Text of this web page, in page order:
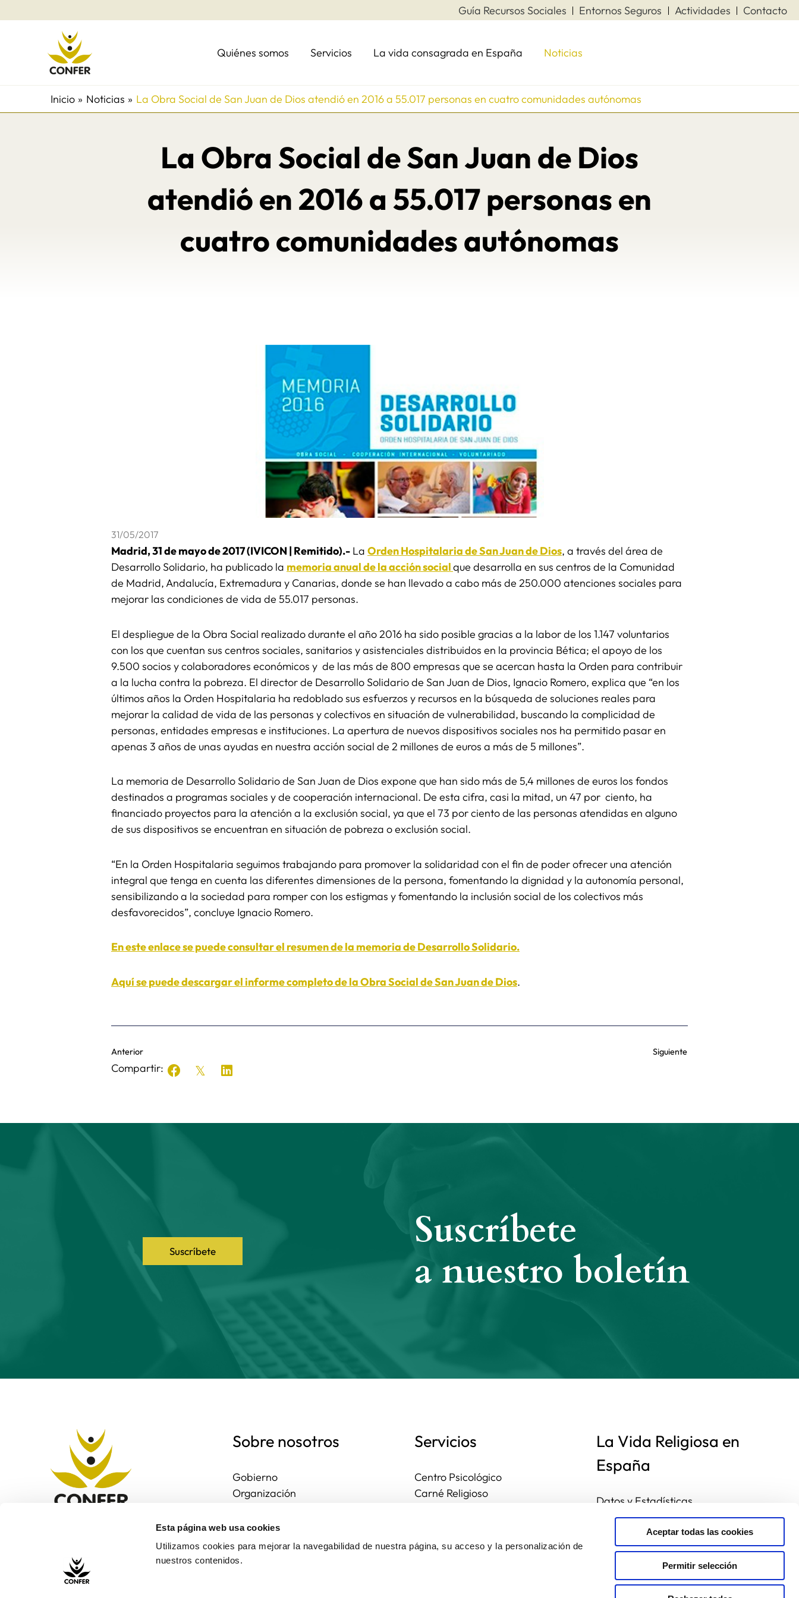
Esta página web usa cookies
Utilizamos cookies para mejorar la navegabilidad de nuestra página, su acceso y la personalización de
nuestros contenidos.
Aceptar todas las cookies
Permitir selección
al
Guía Recursos Sociales Entornos Seguros Actividades Contacto
Quiénes somos Servicios La vida consagrada en España Noticias
Inicio Noticias La Obra Social de San Juan de Dios atendió en 2016 a 55.017 personas en cuatro comunidades autónomas
La Obra Social de San Juan de Dios
atendió en 2016 a 55.017 personas en
cuatro comunidades autónomas
31/05/2017
Madrid, 31 de mayo de 2017 (IVICON | Remitido).- La Orden Hospitalaria de San Juan de Dios, a través del área de
Desarrollo Solidario, ha publicado la memoria anual de la acción socialque desarrolla en sus centros de la Comunidad
de Madrid, Andalucía, Extremadura y Canarias, donde se han llevado a cabo más de 250.000 atenciones sociales para
mejorar las condiciones de vida de 55.017 personas.
El despliegue de la Obra Social realizado durante el año 2016 ha sido posible gracias a la labor de los 1.147 voluntarios
con los que cuentan sus centros sociales, sanitarios y asistenciales distribuidos en la provincia Bética; el apoyo de los
9.500 socios y colaboradores económicos y de las más de 800 empresas que se acercan hasta la Orden para contribuir
a la lucha contra la pobreza. El director de Desarrollo Solidario de San Juan de Dios, Ignacio Romero, explica que “en los
últimos años la Orden Hospitalaria ha redoblado sus esfuerzos y recursos en la búsqueda de soluciones reales para
mejorar la calidad de vida de las personas y colectivos en situación de vulnerabilidad, buscando la complicidad de
personas, entidades empresas e instituciones. La apertura de nuevos dispositivos sociales nos ha permitido pasar en
apenas 3 años de unas ayudas en nuestra acción social de 2 millones de euros a más de 5 millones”.
La memoria de Desarrollo Solidario de San Juan de Dios expone que han sido más de 5,4 millones de euros los fondos
destinados a programas sociales y de cooperación internacional. De esta cifra, casi la mitad, un 47 por ciento, ha
financiado proyectos para la atención a la exclusión social, ya que el 73 por ciento de las personas atendidas en alguno
de sus dispositivos se encuentran en situación de pobreza o exclusión social.
“En la Orden Hospitalaria seguimos trabajando para promover la solidaridad con el fin de poder ofrecer una atención
integral que tenga en cuenta las diferentes dimensiones de la persona, fomentando la dignidad y la autonomía personal,
sensibilizando a la sociedad para romper con los estigmas y fomentando la inclusión social de los colectivos más
desfavorecidos”, concluye Ignacio Romero.
En este enlace se puede consultar el resumen de la memoria de Desarrollo Solidario.
Aquí se puede descargar el informe completo de la Obra Social de San Juan de Dios.
Anterior Siguiente
Compartir:
Suscríbete
Suscríbete
a nuestro boletín
Sobre nosotros
Gobierno
Organización
Entornos seguros
Contacto
Servicios
Centro Psicológico
Carné Religioso
Actividades
La Vida Religiosa en
España
Datos y Estadísticas
Preguntas frecuentes
Mapa de congregaciones